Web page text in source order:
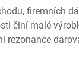
firemních
činí malé
rezonance